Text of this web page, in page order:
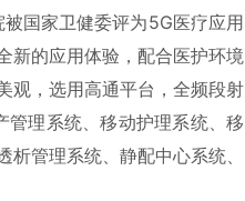
国家卫健委评为5G医疗应用
新的应用体验，配合医护环境
观，选用高通平台，全频段射
管理系统、移动护理系统、移
管理系统、静配中心系统、